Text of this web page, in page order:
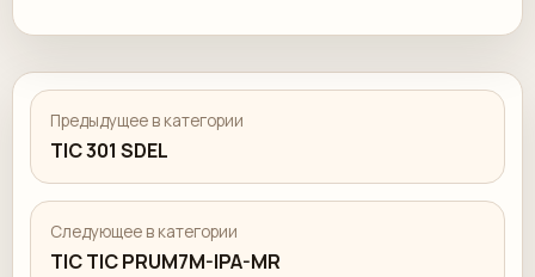
Предыдущее в категории
TIC 301 SDEL
Следующее в категории
TIC TIC PRUM7M-IPA-MR